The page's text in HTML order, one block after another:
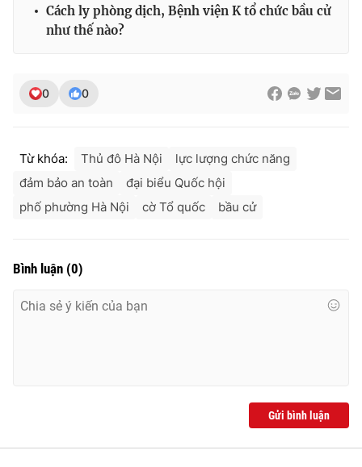
Cách ly phòng dịch, Bệnh viện K tổ chức bầu cử
như thế nào?
0 0
Từ khóa: Thủ đô Hà Nội
lực lượng chức năng
đảm bảo an toàn
đại biểu Quốc hội
phố phường Hà Nội
cờ Tổ quốc bầu cử
Bình luận (0)
Gửi bình luận